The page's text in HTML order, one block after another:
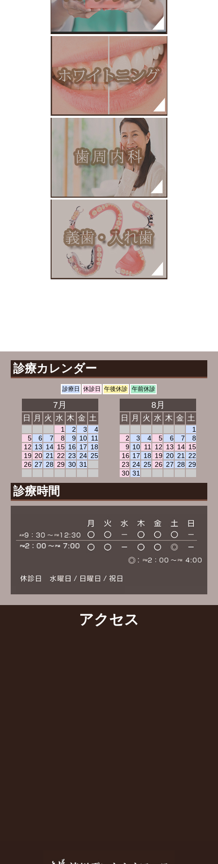
診療カレンダー
診療日 休診日 午後休診 午前休診
7月
日 月 火 水 木 金 土
1 2 3
4
5
6 7 8 9 10 11
12 13 14 15 16 17 18
19 20 21 22 23 24 25
26 27 28 29 30 31
8月
日 月 火 水 木 金 土
1
2
3 4 5 6 7
8
9 10 11 12 13 14 15
16 17 18 19 20 21
22
23 24 25 26 27 28 29
30 31
診療時間
アクセス